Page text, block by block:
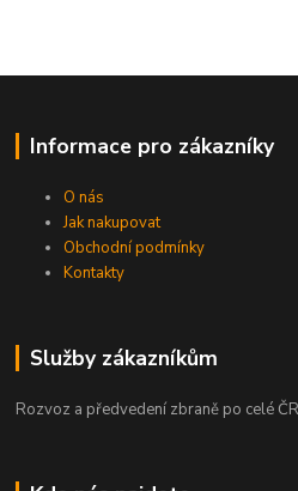
Informace pro zákazníky
O nás
Jak nakupovat
Obchodní podmínky
Kontakty
Služby zákazníkům
Rozvoz a předvedení zbraně po celé ČR